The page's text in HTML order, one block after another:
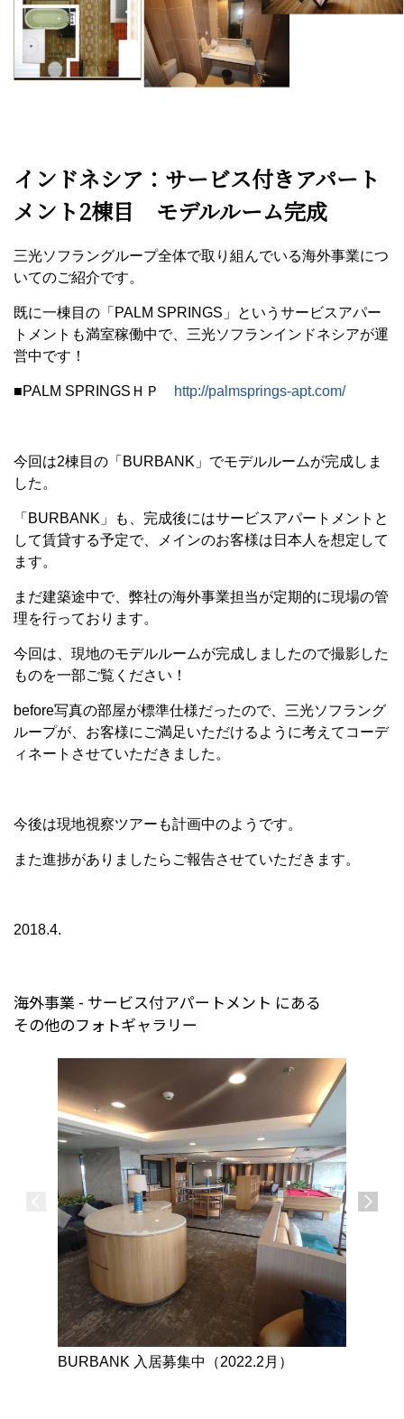
インドネシア：サービス付きアパート
メント2棟目 モデルルーム完成
三光ソフラングループ全体で取り組んでいる海外事業につ
いてのご紹介です。
既に一棟目の「PALM SPRINGS」というサービスアパー
トメントも満室稼働中で、三光ソフランインドネシアが運
営中です！
■PALM SPRINGSＨＰ http://palmsprings-apt.com/
今回は2棟目の「BURBANK」でモデルルームが完成しま
した。
「BURBANK」も、完成後にはサービスアパートメントと
して賃貸する予定で、メインのお客様は日本人を想定して
ます。
まだ建築途中で、弊社の海外事業担当が定期的に現場の管
理を行っております。
今回は、現地のモデルルームが完成しましたので撮影した
ものを一部ご覧ください！
before写真の部屋が標準仕様だったので、三光ソフラング
ループが、お客様にご満足いただけるように考えてコーデ
ィネートさせていただきました。
今後は現地視察ツアーも計画中のようです。
また進捗がありましたらご報告させていただきます。
2018.4.
海外事業 - サービス付アパートメント にある
その他のフォトギャラリー
BURBANK 入居募集中（2022.2月）